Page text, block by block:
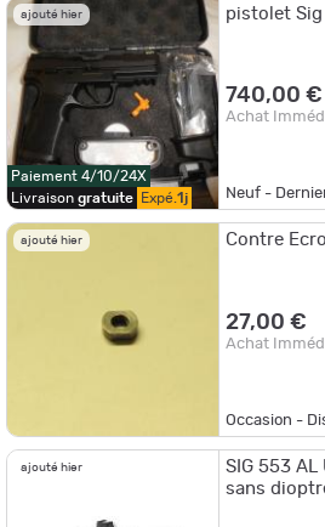
ajouté hier
Paiement 4/10/24X
Livraison gratuite Expé.1j
pistolet
740,00 €
Achat
Neuf -
ajouté hier Contre
27,00 €
Achat
Occasion -
ajouté hier
SIG 553 AL
sans